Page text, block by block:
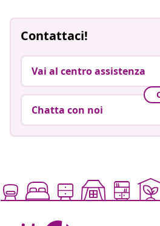
Contattaci!
Vai al centro assistenza
Chatta con noi